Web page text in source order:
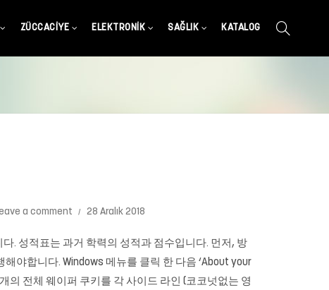
ZÜCCACIYE ELEKTRONIK SAĞLIK KATALOG
a comment 28 Aralık 2018
. 성적표는 과거 학력의 성적과 점수입니다. 먼저, 방
야합니다. Windows 메뉴를 클릭 한 다음 ‘About your
의 전체 웨이퍼 쿠키를 각 사이드 라인 (코코넛없는 영